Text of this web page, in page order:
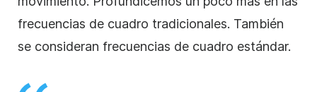
frecuencias de cuadro tradicionales. También
se consideran frecuencias de cuadro estándar.